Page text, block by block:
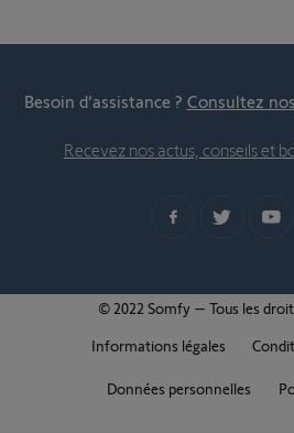
Besoin d’assistance ? Consultez
Recevez nos actus, conseils et
© 2022 Somfy – Tous les
Informations légales
Données personnelles